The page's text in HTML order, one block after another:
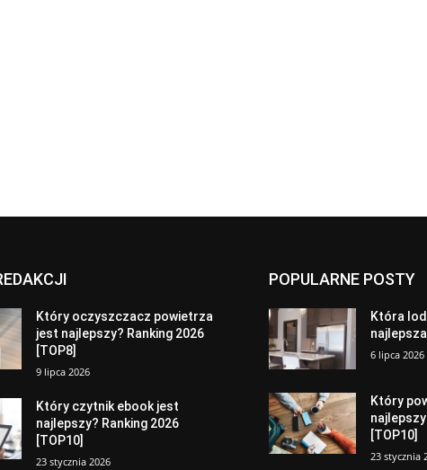
Który oczyszczacz powietrza
jest najlepszy? Ranking 2026
[TOP8]
9 lipca 2026
Który czytnik ebook jest
najlepszy? Ranking 2026
[TOP10]
23 stycznia 2026
POPULARNE POSTY
Która
6 lipca 2026
Który
[TOP10]
23 stycznia